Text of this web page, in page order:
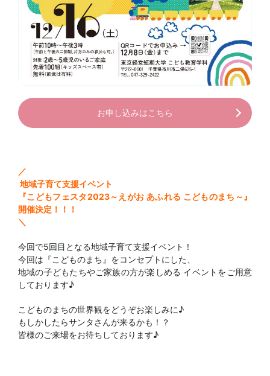
お申し込みはこちら
／
地域子育て支援イベント
『こどもフェスタ2023～えがお あふれる こどものまち～』
開催決定！！！
＼
今回で5回目となる地域子育て支援イベント！
今回は『こどものまち』をコンセプトにした、
地域の子どもたちやご家族の方が楽しめる イベントをご用意
しております♪
こどものまちの世界観をどうぞお楽しみに♪
もしかしたらサンタさんが来るかも！？
皆様のご来場をお待ちしております♪